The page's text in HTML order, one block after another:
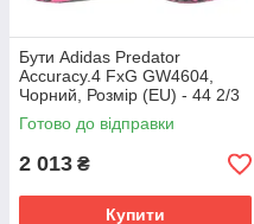
Бути Adidas Predator
Accuracy.4 FxG GW4604,
Чорний, Розмір (EU) - 44 2/3
Готово до відправки
2 013 ₴
Купити